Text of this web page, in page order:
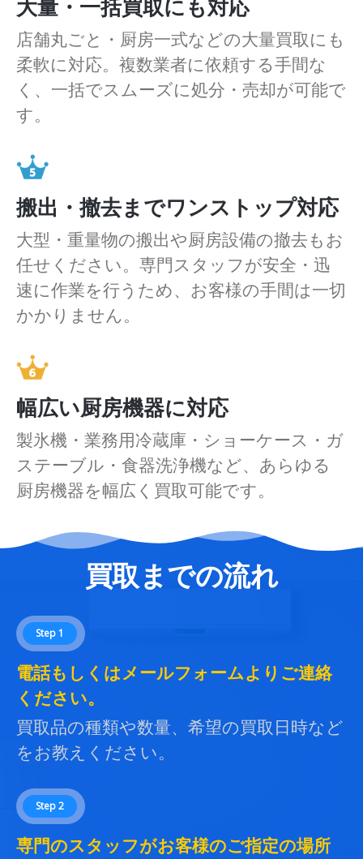
大量・一括買取にも対応
店舗丸ごと・厨房一式などの大量買取にも
柔軟に対応。複数業者に依頼する手間な
く、一括でスムーズに処分・売却が可能で
す。
搬出・撤去までワンストップ対応
大型・重量物の搬出や厨房設備の撤去もお
任せください。専門スタッフが安全・迅
速に作業を行うため、お客様の手間は一切
かかりません。
幅広い厨房機器に対応
製氷機・業務用冷蔵庫・ショーケース・ガ
ステーブル・食器洗浄機など、あらゆる
厨房機器を幅広く買取可能です。
買取までの流れ
Step 1
電話もしくはメールフォームよりご連絡
ください。
買取品の種類や数量、希望の買取日時など
をお教えください。
Step 2
専門のスタッフがお客様のご指定の場所